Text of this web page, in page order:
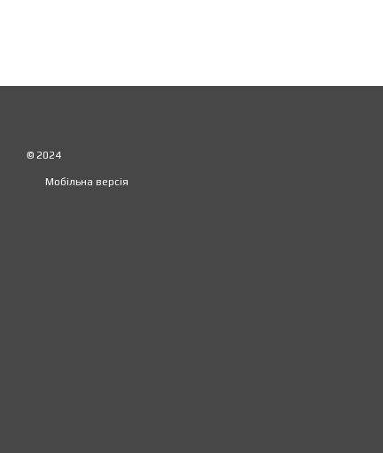
© 2024
Мобільна версія